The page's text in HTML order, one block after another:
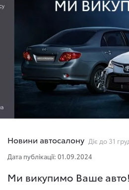
Новини автосалону Діє до 31
Дата публікації: 01.09.2024
Ми викупимо Ваше авто!